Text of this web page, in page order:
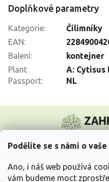
Podělíte se s námi o vaše
Ano, i náš web používá
vám budeme moct
Doplňkové parametry
Kategorie:
Čilimníky
EAN:
Balení:
kontejner
Plant
Passport:
A: Cytisus
NL
p
Vše o nákupu